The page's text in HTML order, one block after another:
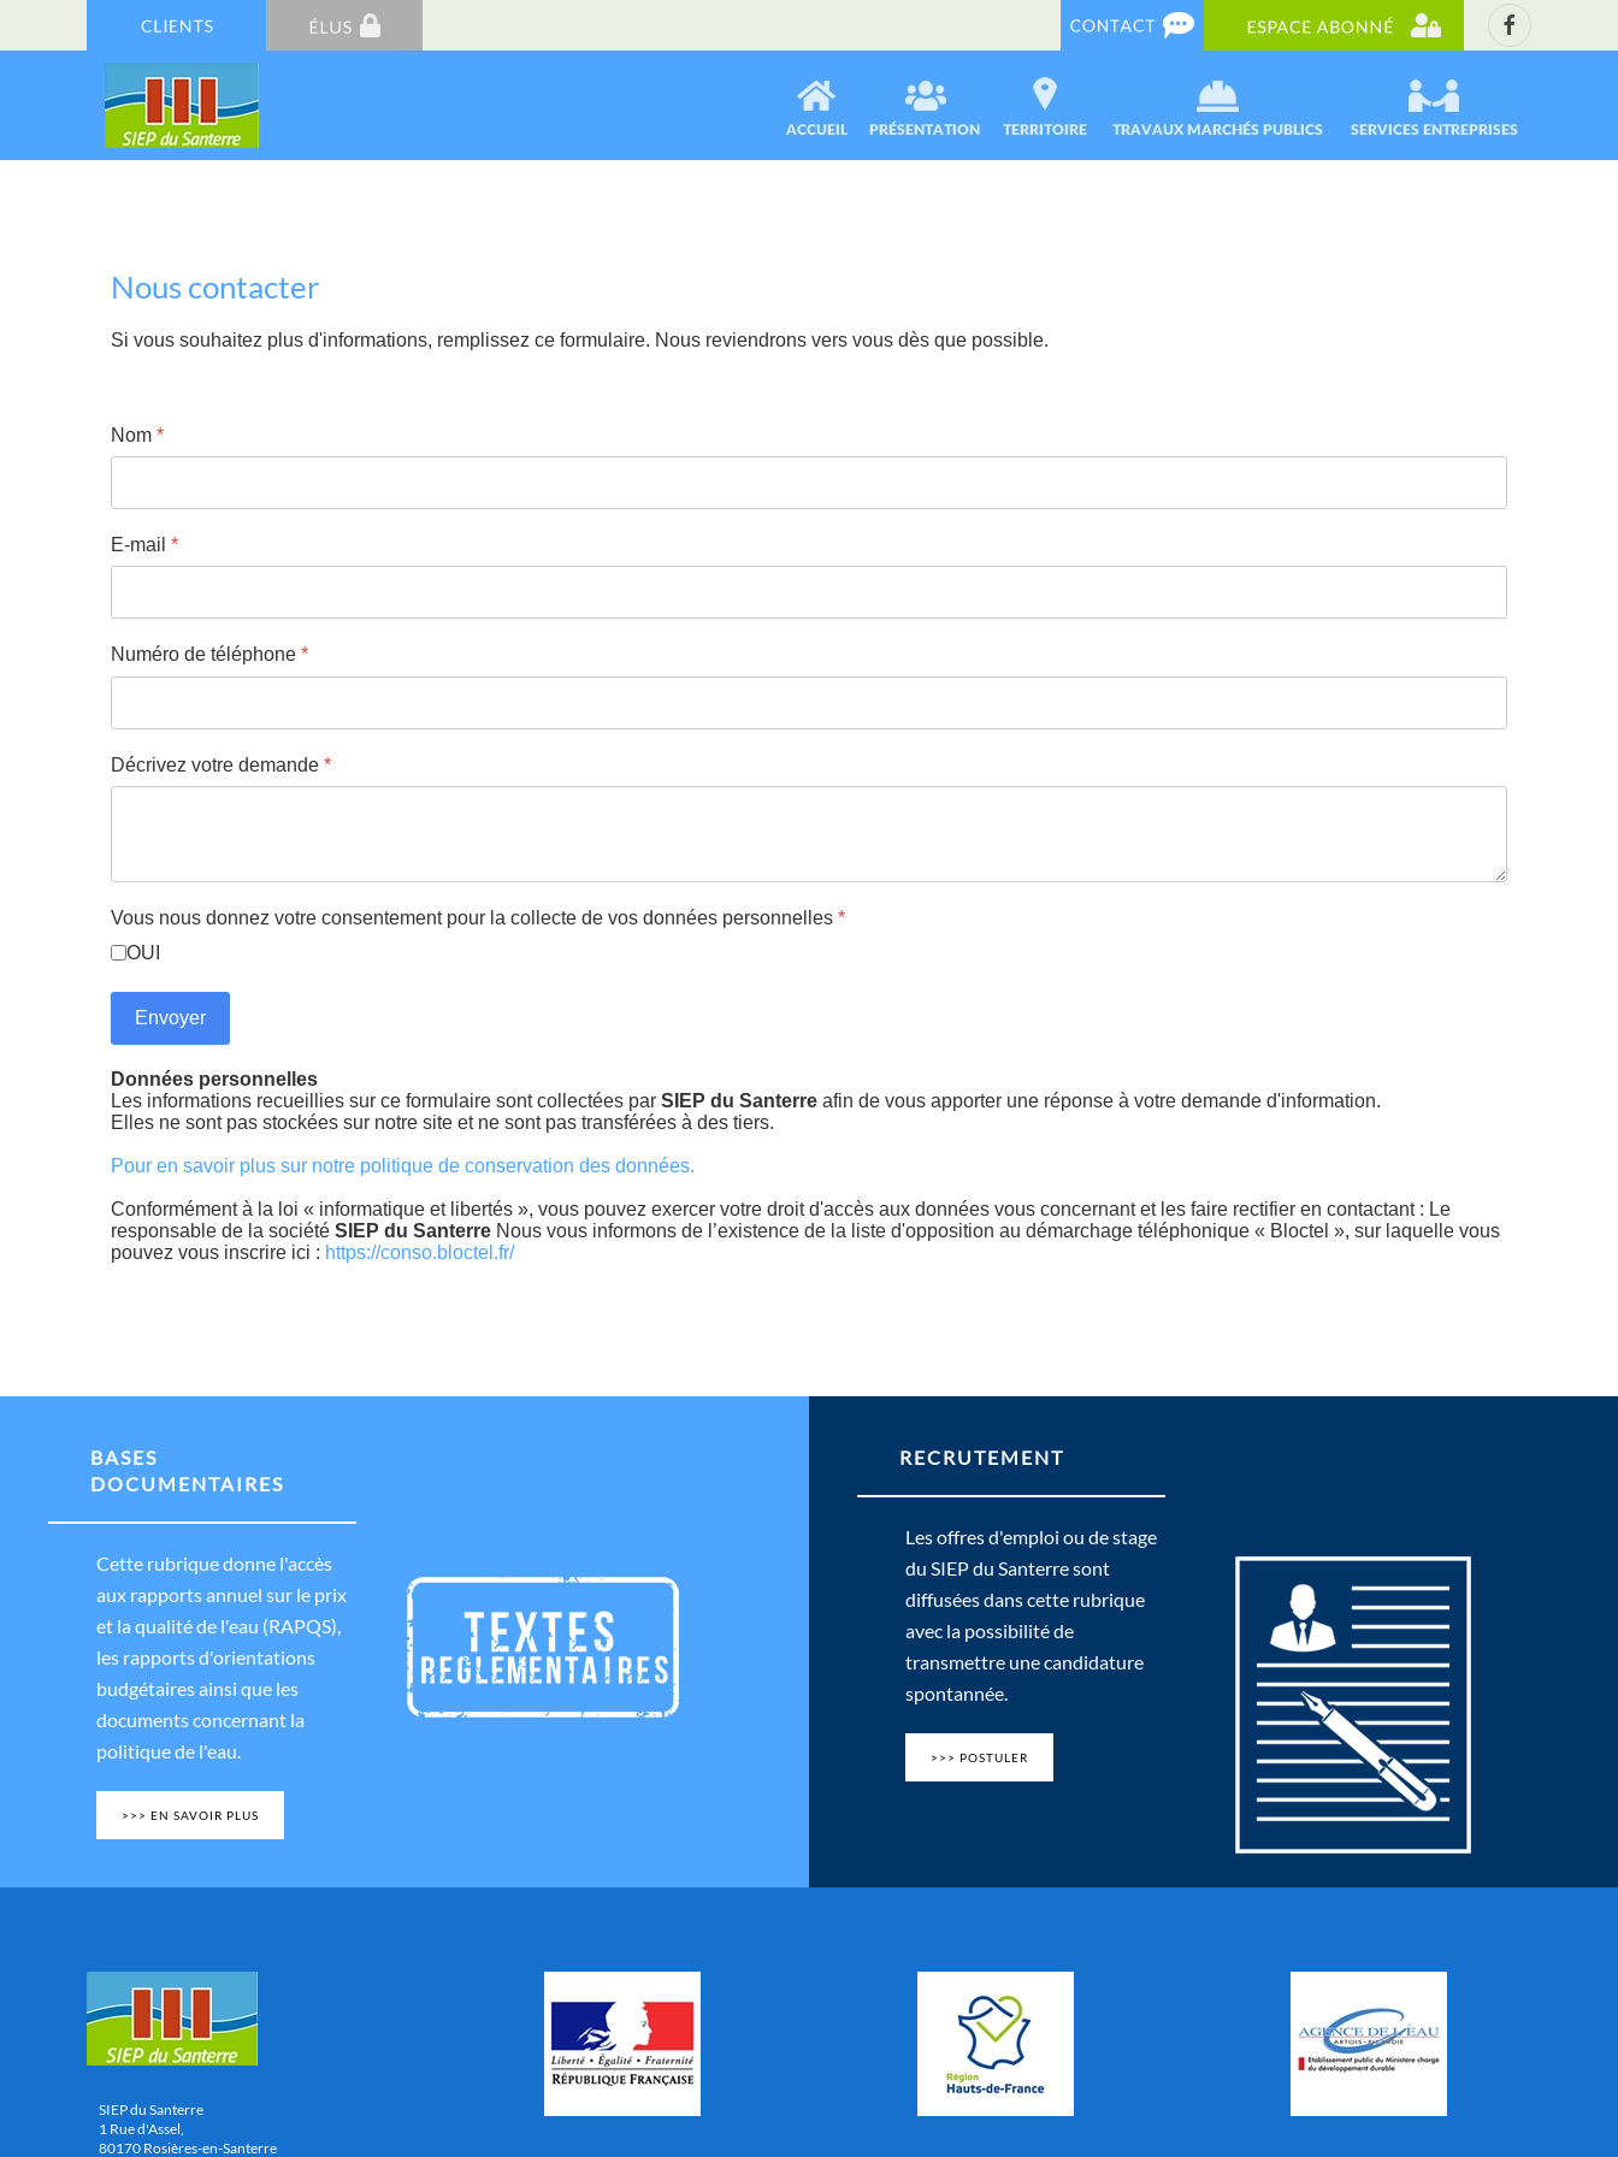
Nous contacter
Si vous souhaitez plus d'informations, remplissez ce formulaire. Nous reviendrons vers vous dès que possible.
Nom *
E-mail *
Numéro de téléphone *
Décrivez votre demande *
Vous nous donnez votre consentement pour la collecte de vos données personnelles *
OUI
Envoyer
Données personnelles
Les informations recueillies sur ce formulaire sont collectées par SIEP du Santerre afin de vous apporter une réponse à votre demande d'information.
Elles ne sont pas stockées sur notre site et ne sont pas transférées à des tiers.
Pour en savoir plus sur notre politique de conservation des données.
Conformément à la loi « informatique et libertés », vous pouvez exercer votre droit d'accès aux données vous concernant et les faire rectifier en contactant : Le
responsable de la société SIEP du Santerre Nous vous informons de l’existence de la liste d'opposition au démarchage téléphonique « Bloctel », sur laquelle vous
pouvez vous inscrire ici : https://conso.bloctel.fr/
BASES
DOCUMENTAIRES
Cette rubrique donne l'accès
aux rapports annuel sur le prix
et la qualité de l'eau (RAPQS),
les rapports d'orientations
budgétaires ainsi que les
documents concernant la
politique de l'eau.
>>> EN SAVOIR PLUS
RECRUTEMENT
Les offres d'emploi ou de stage
du SIEP du Santerre sont
diffusées dans cette rubrique
avec la possibilité de
transmettre une candidature
spontannée.
>>> POSTULER
SIEP du Santerre
1 Rue d'Assel,
80170 Rosières-en-Santerre